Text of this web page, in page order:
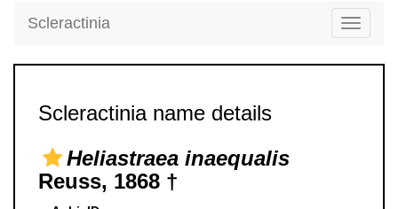
Toggle
Scleractinia
Scleractinia name details
Heliastraea inaequalis
Reuss, 1868 †